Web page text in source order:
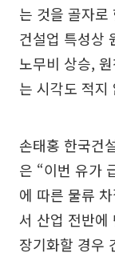
는 것을 골자로
건설업 특성상
노무비 상승,
는 시각도 적지
손태홍 한국건
은 “이번 유가
에 따른 물류
서 산업 전반에
장기화할 경우